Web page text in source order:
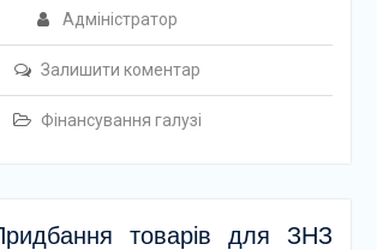
Адміністратор
Залишити коментар
Фінансування галузі
товарів для ЗНЗ